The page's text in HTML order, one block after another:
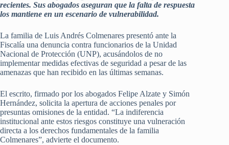
recientes. Sus abogados aseguran que la falta de respuesta
los mantiene en un escenario de vulnerabilidad.
La familia de Luis Andrés Colmenares presentó ante la
Fiscalía una denuncia contra funcionarios de la Unidad
Nacional de Protección (UNP), acusándolos de no
implementar medidas efectivas de seguridad a pesar de las
amenazas que han recibido en las últimas semanas.
El escrito, firmado por los abogados Felipe Alzate y Simón
Hernández, solicita la apertura de acciones penales por
presuntas omisiones de la entidad. “La indiferencia
institucional ante estos riesgos constituye una vulneración
directa a los derechos fundamentales de la familia
Colmenares”, advierte el documento.